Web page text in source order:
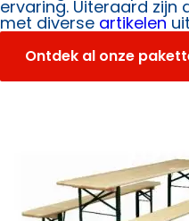
ervaring. Uiteraard
met diverse artikelen
Ontdek al onze